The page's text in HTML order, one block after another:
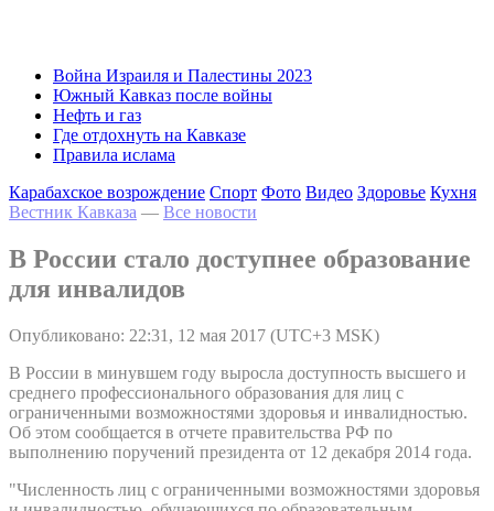
Война Израиля и Палестины 2023
Южный Кавказ после войны
Нефть и газ
Где отдохнуть на Кавказе
Правила ислама
Карабахское возрождение Спорт Фото Видео Здоровье Кухня
Вестник Кавказа — Все новости
В России стало доступнее образование
для инвалидов
Опубликовано: 22:31, 12 мая 2017 (UTC+3 MSK)
В России в минувшем году выросла доступность высшего и
среднего профессионального образования для лиц с
ограниченными возможностями здоровья и инвалидностью.
Об этом сообщается в отчете правительства РФ по
выполнению поручений президента от 12 декабря 2014 года.
"Численность лиц с ограниченными возможностями здоровья